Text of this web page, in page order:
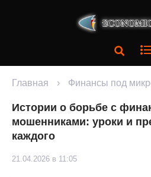
Главная › Финансы под
Истории о борьбе с
мошенниками: уроки и
каждого
21.04.2026 в 11:05